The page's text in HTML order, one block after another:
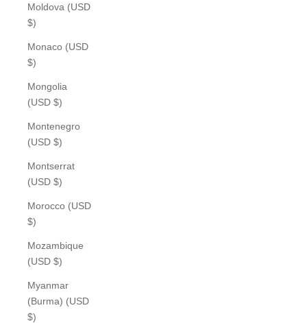
Moldova (USD
$)
Monaco (USD
$)
Mongolia
(USD $)
Montenegro
(USD $)
Montserrat
(USD $)
Morocco (USD
$)
Mozambique
(USD $)
Myanmar
(Burma) (USD
$)